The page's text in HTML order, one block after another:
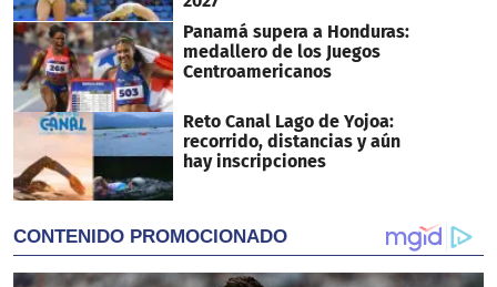
Panamá supera a Honduras:
medallero de los Juegos
Centroamericanos
Reto Canal Lago de Yojoa:
recorrido, distancias y aún
hay inscripciones